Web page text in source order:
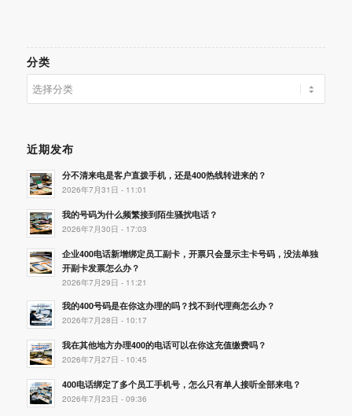
分类
类
近期发布
分不清来电是客户直拨手机，还是400热线转进来的？
2026年7月31日 - 11:01
我的号码为什么频繁接到陌生骚扰电话？
2026年7月30日 - 17:03
企业400电话新增绑定员工副卡，开票只会显示主卡号码，没法单独
开副卡发票怎么办？
2026年7月29日 - 11:21
我的400号码是在你这办理的吗？找不到代理商怎么办？
2026年7月28日 - 10:17
我在其他地方办理400的电话可以在你这充值缴费吗？
2026年7月27日 - 10:45
400电话绑定了多个员工手机号，怎么只有单人接听全部来电？
2026年7月23日 - 09:36